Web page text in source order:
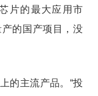
片的最大应用市
的国产项目，没
的主流产品。“投